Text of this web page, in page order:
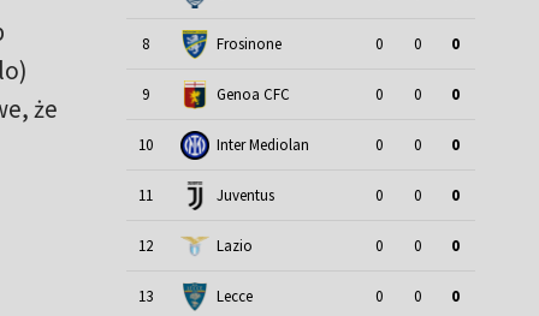
że
8 Frosinone 0 0 0
9 Genoa CFC 0 0 0
10 Inter Mediolan 0 0 0
11 Juventus 0 0 0
12 Lazio 0 0 0
13 Lecce 0 0 0